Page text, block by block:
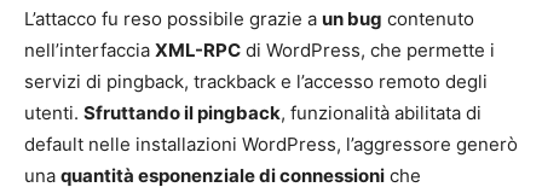
L’attacco fu reso possibile grazie a un bug contenuto
nell’interfaccia XML-RPC di WordPress, che permette i
servizi di pingback, trackback e l’accesso remoto degli
utenti. Sfruttando il pingback, funzionalità abilitata di
default nelle installazioni WordPress, l’aggressore generò
una quantità esponenziale di connessioni che